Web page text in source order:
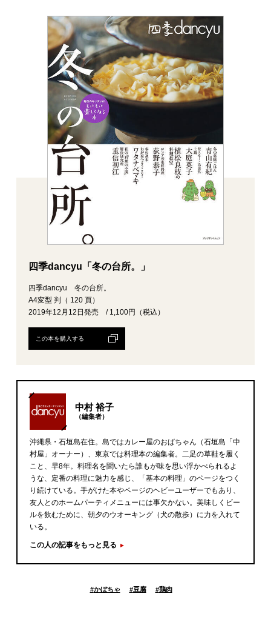
四季dancyu「冬の台所。」
四季dancyu 冬の台所。
A4変型 判（ 120 頁）
2019年12月12日発売 / 1,100円（税込）
この本を購入する
中村 裕子
（編集者）
沖縄県・石垣島在住。島ではカレー屋のおばちゃん（石垣島「中
村屋」オーナー）、東京では料理本の編集者。二足の草鞋を履く
こと、早8年。料理名を聞いたら誰もが味を思い浮かべられるよ
うな、定番の料理に魅力を感じ、「基本の料理」のページをつく
り続けている。手がけた本やページのヘビーユーザーでもあり、
友人とのホームパーティメニューには事欠かない。美味しくビー
ルを飲むために、朝夕のウオーキング（犬の散歩）に力を入れて
いる。
この人の記事をもっと見る
#かぼちゃ #豆腐 #鶏肉